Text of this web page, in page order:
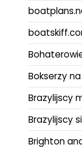
Bokserzy
Brazylijscy
Brazylijscy
Brighton